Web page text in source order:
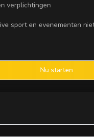
verplichtingen
sport en evenementen
Nu starten